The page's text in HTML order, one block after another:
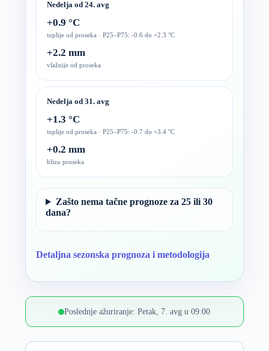
Nedelja od 24. avg
+0.9 °C
toplije od proseka · P25–P75: -0.6 do +2.3 °C
+2.2 mm
vlažnije od proseka
Nedelja od 31. avg
+1.3 °C
toplije od proseka · P25–P75: -0.7 do +3.4 °C
+0.2 mm
blizu proseka
Zašto nema tačne prognoze za 25 ili 30
dana?
Detaljna sezonska prognoza i metodologija
Poslednje ažuriranje: Petak, 7. avg u 09:00